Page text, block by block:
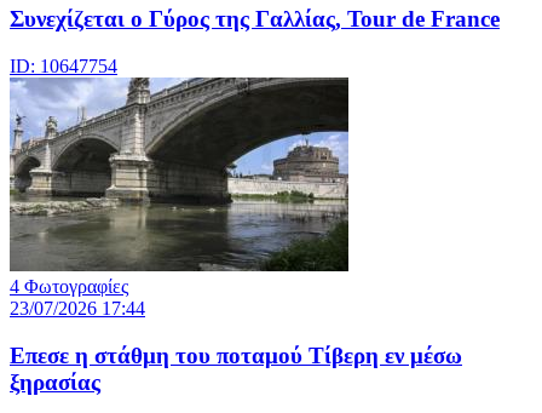
Συνεχίζεται ο Γύρος της Γαλλίας, Tour de France
ID: 10647754
4 Φωτογραφίες
23/07/2026 17:44
Επεσε η στάθμη του ποταμού Τίβερη εν μέσω
ξηρασίας